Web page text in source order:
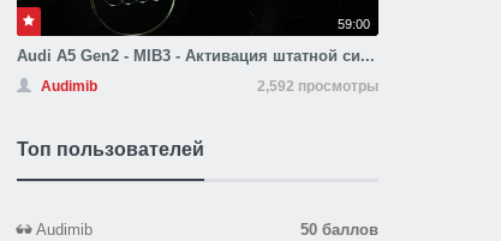
59:00
Audi A5 Gen2 - MIB3 - Активация штатной си...
Audimib 2,592 просмотры
Топ пользователей
Audimib 50 баллов